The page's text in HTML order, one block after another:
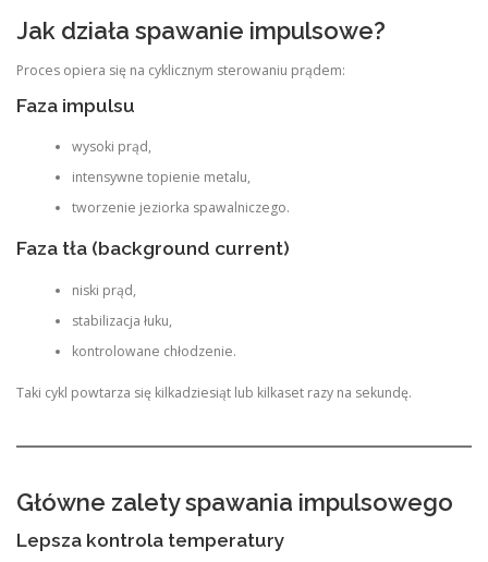
Jak działa spawanie impulsowe?
Proces opiera się na cyklicznym sterowaniu prądem:
Faza impulsu
wysoki prąd,
intensywne topienie metalu,
tworzenie jeziorka spawalniczego.
Faza tła (background current)
niski prąd,
stabilizacja łuku,
kontrolowane chłodzenie.
Taki cykl powtarza się kilkadziesiąt lub kilkaset razy na sekundę.
Główne zalety spawania impulsowego
Lepsza kontrola temperatury